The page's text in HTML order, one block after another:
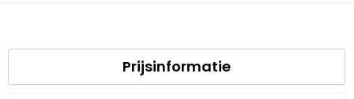
Prijsinformatie